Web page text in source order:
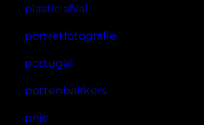
plastic afval
portretfotografie
portugal
pottenbakkers
prijs